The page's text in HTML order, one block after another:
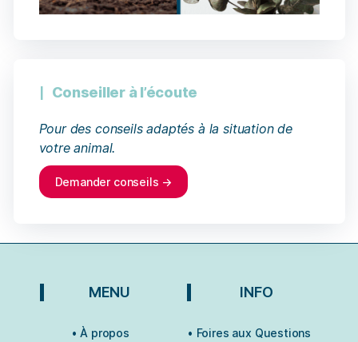
Conseiller à l’écoute
Pour des conseils adaptés à la situation de
votre animal.
Demander conseils →
MENU
• À propos
INFO
• Foires aux Questions